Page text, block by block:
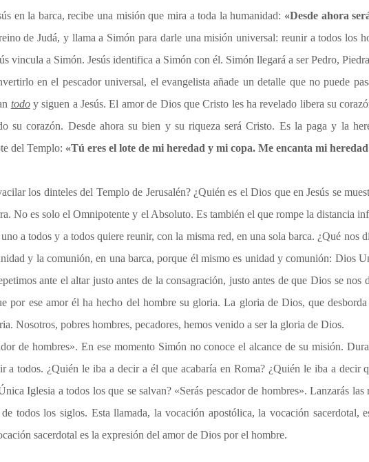
en la barca, recibe una misión que mira a toda la humanidad: «Desde ahora
de Judá, y llama a Simón para darle una misión universal: reunir a todos los
vincula a Simón. Jesús identifica a Simón con él. Simón llegará a ser Pedro,
en el pescador universal, el evangelista añade un detalle que no puede
todoy siguen a Jesús. El amor de Dios que Cristo les ha revelado libera su
su corazón. Desde ahora su bien y su riqueza será Cristo. Es la paga y la
del Templo: «Tú eres el lote de mi heredad y mi copa. Me encanta mi
los dinteles del Templo de Jerusalén? ¿Quién es el Dios que en Jesús se
No es solo el Omnipotente y el Absoluto. Es también el que rompe la distancia
a todos y a todos quiere reunir, con la misma red, en una sola barca. ¿Qué nos
y la comunión, en una barca, porque él mismo es unidad y comunión: Dios
ante el altar justo antes de la consagración, justo antes de que Dios se
por ese amor él ha hecho del hombre su gloria. La gloria de Dios, que
Nosotros, pobres hombres, pecadores, hemos venido a ser la gloria de Dios.
de hombres». En ese momento Simón no conoce el alcance de su misión.
a todos. ¿Quién le iba a decir a él que acabaría en Roma? ¿Quién le iba a decir
Iglesia a todos los que se salvan? «Serás pescador de hombres». Lanzarás
todos los siglos. Esta llamada, la vocación apostólica, la vocación sacerdotal,
sacerdotal es la expresión del amor de Dios por el hombre.